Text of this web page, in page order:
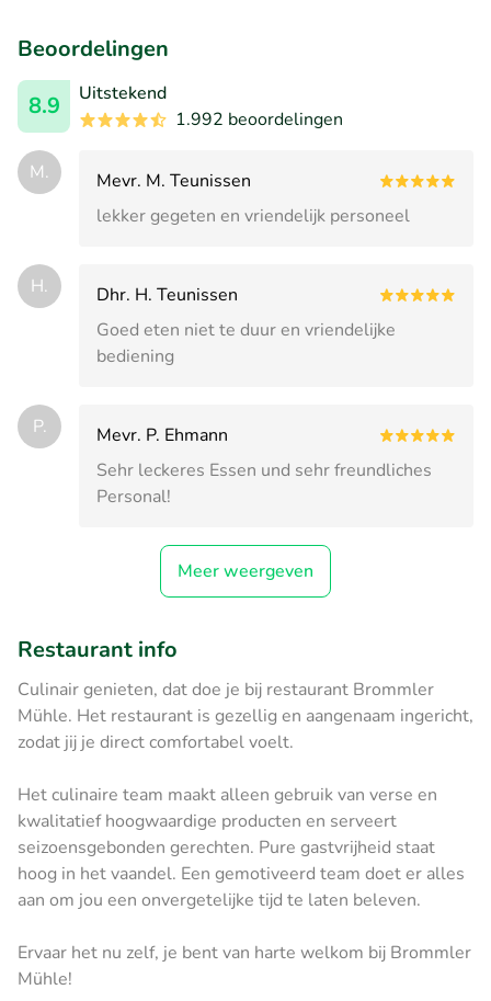
Beoordelingen
8.9
Uitstekend
1.992 beoordelingen
M.
Mevr. M. Teunissen
lekker gegeten en vriendelijk personeel
H.
Dhr. H. Teunissen
Goed eten niet te duur en vriendelijke
bediening
P.
Mevr. P. Ehmann
Sehr leckeres Essen und sehr freundliches
Personal!
Meer weergeven
Restaurant info
Culinair genieten, dat doe je bij restaurant Brommler
Mühle. Het restaurant is gezellig en aangenaam ingericht,
zodat jij je direct comfortabel voelt.
Het culinaire team maakt alleen gebruik van verse en
kwalitatief hoogwaardige producten en serveert
seizoensgebonden gerechten. Pure gastvrijheid staat
hoog in het vaandel. Een gemotiveerd team doet er alles
aan om jou een onvergetelijke tijd te laten beleven.
Ervaar het nu zelf, je bent van harte welkom bij Brommler
Mühle!